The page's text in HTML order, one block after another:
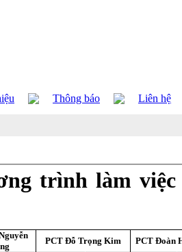
Thông báo Liên hệ
trình làm
PCT Đỗ Trọng Kim PCT Đoàn